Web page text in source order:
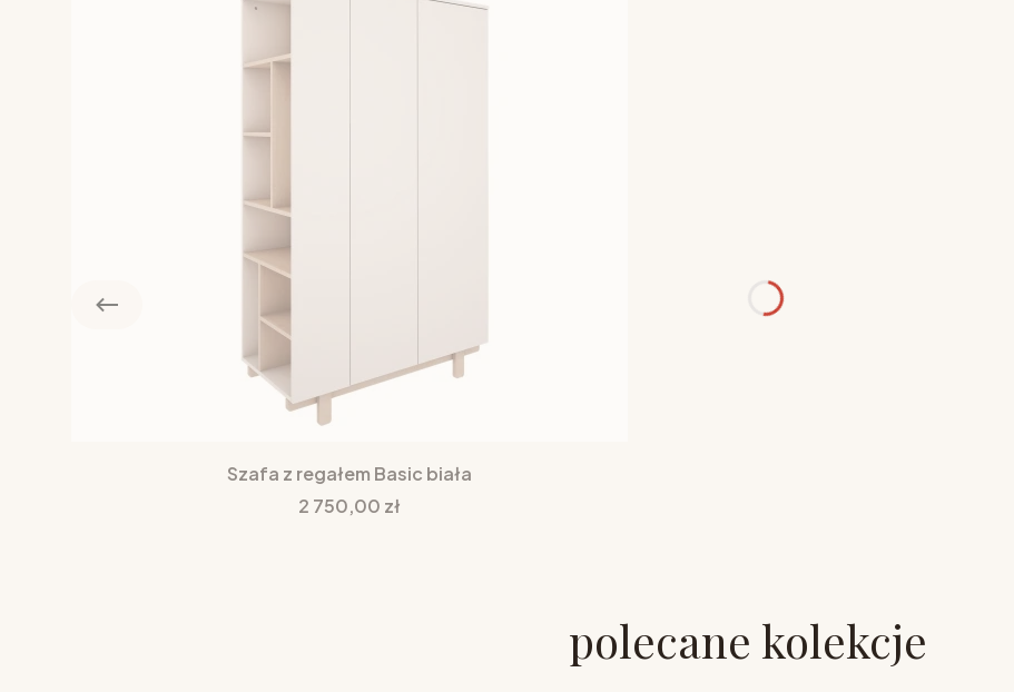
Szafa z regałem Basic biała
Cena
2 750,00 zł
polecane kolekcje